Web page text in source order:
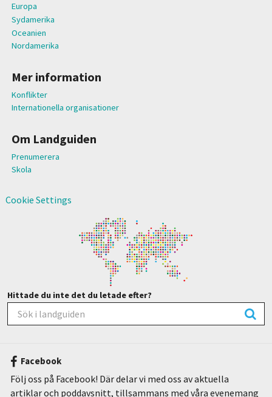
Europa
Sydamerika
Oceanien
Nordamerika
Mer information
Konflikter
Internationella organisationer
Om Landguiden
Prenumerera
Skola
Cookie Settings
Hittade du inte det du letade efter?
Facebook
Följ oss på Facebook! Där delar vi med oss av aktuella
artiklar och poddavsnitt, tillsammans med våra evenemang